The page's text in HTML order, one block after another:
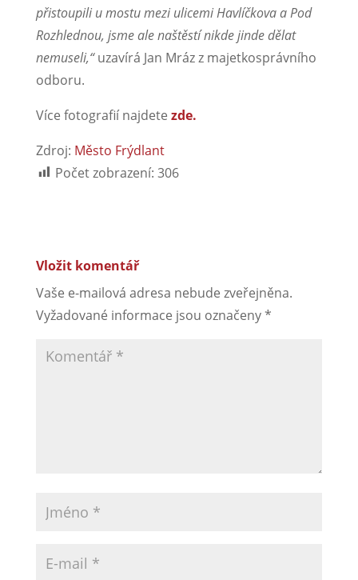
přistoupili u mostu mezi ulicemi Havlíčkova a Pod
Rozhlednou, jsme ale naštěstí nikde jinde dělat
nemuseli,“uzavírá Jan Mráz z majetkosprávního
odboru.
Více fotografií najdete zde.
Zdroj: Město Frýdlant
Počet zobrazení: 306
Vložit komentář
Vaše e-mailová adresa nebude zveřejněna.
Vyžadované informace jsou označeny*